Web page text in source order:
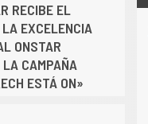
RECIBE EL
EXCELENCIA
ONSTAR
CAMPAÑA
ESTÁ ON»
DE